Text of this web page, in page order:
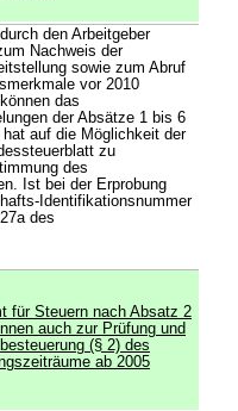
den Arbeitgeber
Nachweis der
sowie zum Abruf
vor 2010
das
der Absätze 1 bis 6
auf die Möglichkeit der
zu
des
Ist bei der Erprobung
Identifikationsnummer
des
für Steuern nach Absatz 2
auch zur Prüfung und
(§ 2) des
ab 2005